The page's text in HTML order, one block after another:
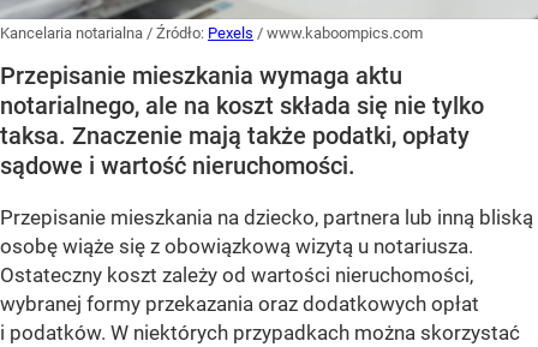
Kancelaria notarialna / Źródło: Pexels / www.kaboompics.com
Przepisanie mieszkania wymaga aktu
notarialnego, ale na koszt składa się nie tylko
taksa. Znaczenie mają także podatki, opłaty
sądowe i wartość nieruchomości.
Przepisanie mieszkania na dziecko, partnera lub inną bliską
osobę wiąże się z obowiązkową wizytą u notariusza.
Ostateczny koszt zależy od wartości nieruchomości,
wybranej formy przekazania oraz dodatkowych opłat
i podatków. W niektórych przypadkach można skorzystać